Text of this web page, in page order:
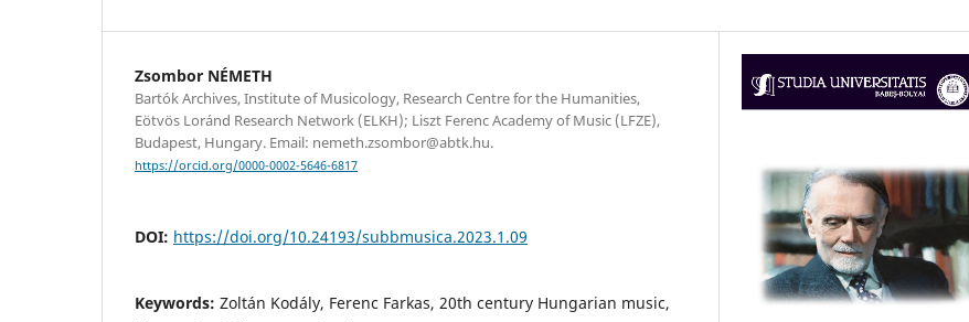
Zsombor NÉMETH
Bartók Archives, Institute of Musicology, Research Centre for the Humanities,
Eötvös Loránd Research Network (ELKH); Liszt Ferenc Academy of Music (LFZE),
Budapest, Hungary. Email: nemeth.zsombor@abtk.hu.
https://orcid.org/0000-0002-5646-6817
DOI: https://doi.org/10.24193/subbmusica.2023.1.09
Keywords: Zoltán Kodály, Ferenc Farkas, 20th century Hungarian music,